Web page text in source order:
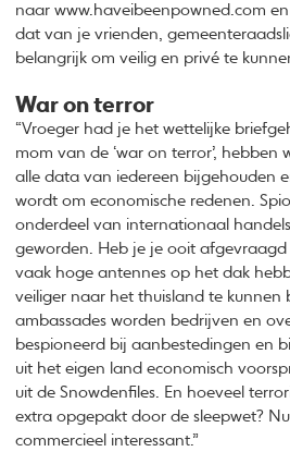
naar www.haveibeenpowned.com
dat van je vrienden,
belangrijk om veilig en privé te
War on terror
“Vroeger had je het wettelijke
mom van de ‘war on terror’, hebben
alle data van iedereen bijgehouden
wordt om economische redenen.
onderdeel van internationaal
geworden. Heb je je ooit
vaak hoge antennes op het dak
veiliger naar het thuisland te kunnen
ambassades worden bedrijven en
bespioneerd bij aanbestedingen en
uit het eigen land economisch
uit de Snowdenfiles. En hoeveel
extra opgepakt door de sleepwet?
commercieel interessant.”